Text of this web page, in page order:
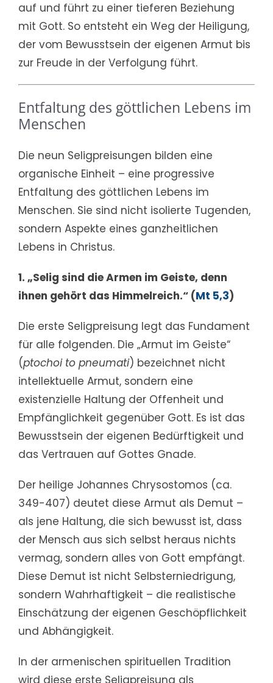
auf und führt zu einer tieferen Beziehung
mit Gott. So entsteht ein Weg der Heiligung,
der vom Bewusstsein der eigenen Armut bis
zur Freude in der Verfolgung führt.
Entfaltung des göttlichen Lebens im
Menschen
Die neun Seligpreisungen bilden eine
organische Einheit – eine progressive
Entfaltung des göttlichen Lebens im
Menschen. Sie sind nicht isolierte Tugenden,
sondern Aspekte eines ganzheitlichen
Lebens in Christus.
1. „Selig sind die Armen im Geiste, denn
ihnen gehört das Himmelreich.“ (Mt 5,3)
Die erste Seligpreisung legt das Fundament
für alle folgenden. Die „Armut im Geiste“
(ptochoi to pneumati) bezeichnet nicht
intellektuelle Armut, sondern eine
existenzielle Haltung der Offenheit und
Empfänglichkeit gegenüber Gott. Es ist das
Bewusstsein der eigenen Bedürftigkeit und
das Vertrauen auf Gottes Gnade.
Der heilige Johannes Chrysostomos (ca.
349-407) deutet diese Armut als Demut –
als jene Haltung, die sich bewusst ist, dass
der Mensch aus sich selbst heraus nichts
vermag, sondern alles von Gott empfängt.
Diese Demut ist nicht Selbsterniedrigung,
sondern Wahrhaftigkeit – die realistische
Einschätzung der eigenen Geschöpflichkeit
und Abhängigkeit.
In der armenischen spirituellen Tradition
wird diese erste Seligpreisung als